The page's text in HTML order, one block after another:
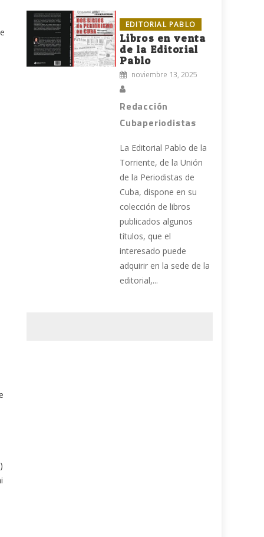
EDITORIAL PABLO
Libros en venta
de la Editorial
Pablo
noviembre 13, 2025
Redacción
Cubaperiodistas
La Editorial Pablo de la
Torriente, de la Unión
de la Periodistas de
Cuba, dispone en su
colección de libros
publicados algunos
títulos, que el
interesado puede
adquirir en la sede de la
editorial,...